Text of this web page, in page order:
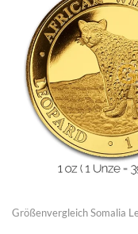
Größenvergleich Somalia